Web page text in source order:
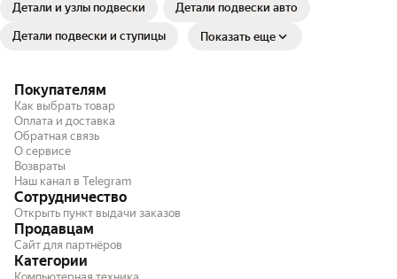
Детали и узлы подвески Детали подвески авто
Детали подвески и ступицы Показать еще
Покупателям
Как выбрать товар
Оплата и доставка
Обратная связь
О сервисе
Возвраты
Наш канал в Telegram
Сотрудничество
Открыть пункт выдачи заказов
Продавцам
Сайт для партнёров
Категории
Компьютерная техника